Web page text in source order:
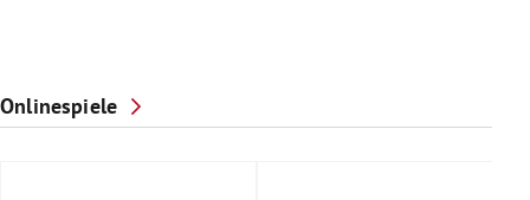
Onlinespiele